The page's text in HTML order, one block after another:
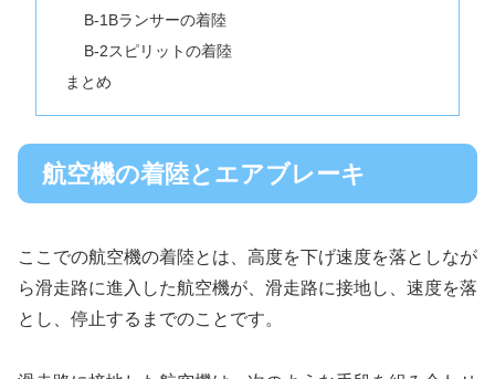
B-1Bランサーの着陸
B-2スピリットの着陸
まとめ
航空機の着陸とエアブレーキ
ここでの航空機の着陸とは、高度を下げ速度を落としなが
ら滑走路に進入した航空機が、滑走路に接地し、速度を落
とし、停止するまでのことです。